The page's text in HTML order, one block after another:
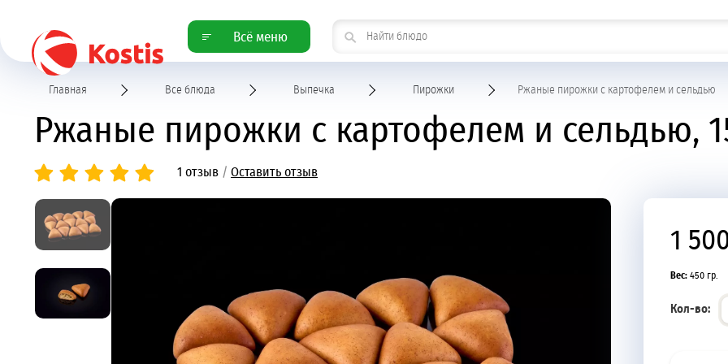
Всё меню
Главная Все блюда Выпечка Пирожки Ржаные пирожки с картофелем и сельдью
Ржаные пирожки с картофелем и сельдью,
1 отзыв / Оставить отзыв
1
Вес: 450 гр.
Кол-во: